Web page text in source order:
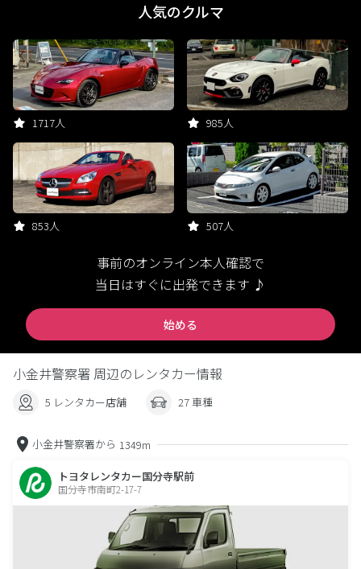
人気のクルマ
1717人 985人
853人 507人
事前のオンライン本人確認で
当日はすぐに出発できます ♪
始める
小金井警察署 周辺のレンタカー情報
5 レンタカー店舗 27 車種
小金井警察署から 1349m
トヨタレンタカー国分寺駅前
国分寺市南町2-17-7